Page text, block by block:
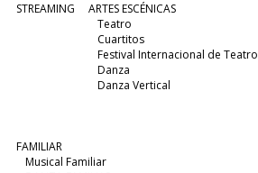
STREAMING
ARTES ESCÉNICAS
Teatro
Cuartitos
Festival Internacional de Teatro
Danza
Danza Vertical
FAMILIAR
Musical Familiar